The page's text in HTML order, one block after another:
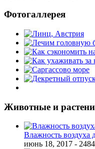
Фотогаллерея
Животные и
Влажность воздуха
июнь 18, 2017 -